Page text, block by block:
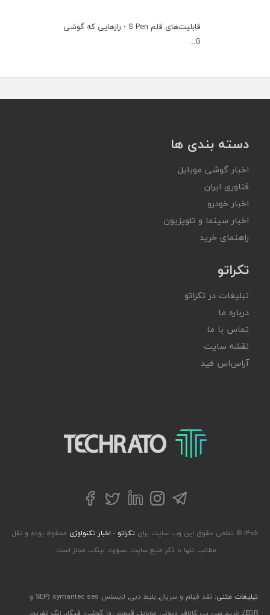
قابلیت‌های قلم S Pen ؛ رازهایی که گوشی
G...
دسته بندی ها
اخبار گوشی موبایل
فناوری ایران
اخبار خودرو
اخبار سینما و تلویزیون
راهنمای خرید
تکراتو
تبلیغات در تکراتو
درباره ما
تماس با ما
نقشه سایت
آر‌اس‌اس فید
تکراتو – زندگی با تکنولوژی
تلگراماینستاگرام
لینکداینتوییترفیسبوک
۱۴۰۵ © تمامی حقوق این وب سایت برای تکراتو - اخبار تکنولوژی محفوظ بوده و نقل
مطالب تنها با ذکر منبع سایت بصورت لینک، مجاز است.
تبلیغات متنی: نقد فیلم و سریال, بلیط دبی,
لایسنس symantec ses (SEP و
EDR)
, خرید سی پی کالاف دیوتی موبایل, قیمت روز گوشی, فیگار, زنگ تفریح,